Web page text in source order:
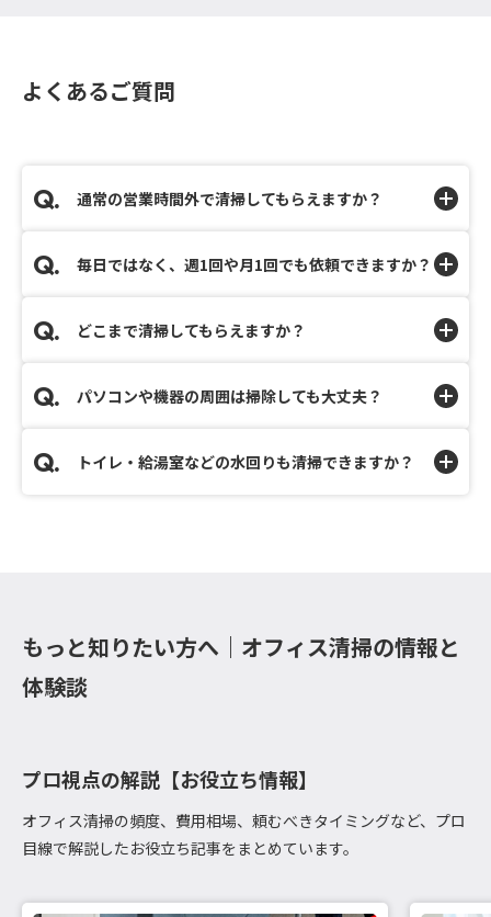
よくあるご質問
通常の営業時間外で清掃してもらえますか？
毎日ではなく、週1回や月1回でも依頼できますか？
どこまで清掃してもらえますか？
パソコンや機器の周囲は掃除しても大丈夫？
トイレ・給湯室などの水回りも清掃できますか？
もっと知りたい方へ｜オフィス清掃の情報と
体験談
プロ視点の解説【お役立ち情報】
オフィス清掃の頻度、費用相場、頼むべきタイミングなど、プロ
目線で解説したお役立ち記事をまとめています。